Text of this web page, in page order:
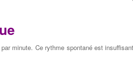
minute. Ce rythme spontané est